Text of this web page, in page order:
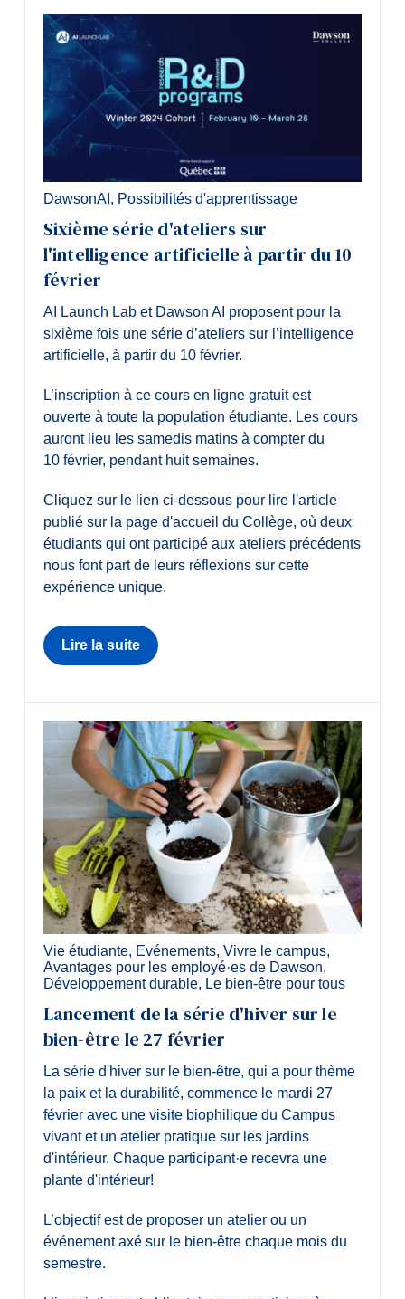
DawsonAI , Possibilités d'apprentissage
Sixième série d'ateliers sur
l'intelligence artificielle à partir du 10
février
AI Launch Lab et Dawson AI proposent pour la
sixième fois une série d’ateliers sur l’intelligence
artificielle, à partir du 10 février.
L’inscription à ce cours en ligne gratuit est
ouverte à toute la population étudiante. Les cours
auront lieu les samedis matins à compter du
10 février, pendant huit semaines.
Cliquez sur le lien ci-dessous pour lire l'article
publié sur la page d'accueil du Collège, où deux
étudiants qui ont participé aux ateliers précédents
nous font part de leurs réflexions sur cette
expérience unique.
Lire la suite
Vie étudiante, Evénements, Vivre le campus,
Avantages pour les employé·es de Dawson,
Développement durable, Le bien-être pour tous
Lancement de la série d'hiver sur le
bien-être le 27 février
La série d'hiver sur le bien-être, qui a pour thème
la paix et la durabilité, commence le mardi 27
février avec une visite biophilique du Campus
vivant et un atelier pratique sur les jardins
d'intérieur. Chaque participant·e recevra une
plante d'intérieur!
L’objectif est de proposer un atelier ou un
événement axé sur le bien-être chaque mois du
semestre.